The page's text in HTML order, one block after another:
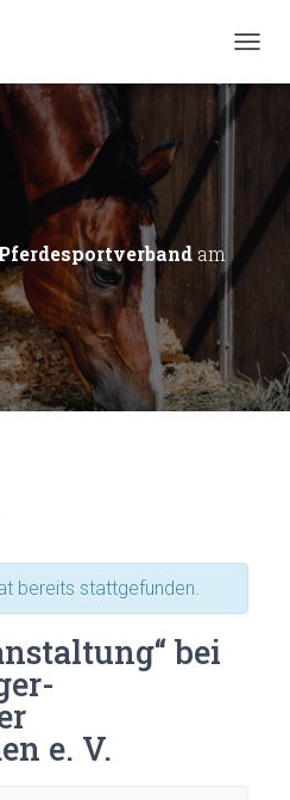
A
H
A
Pferdesportverband am
bereits stattgefunden.
bei
e. V.